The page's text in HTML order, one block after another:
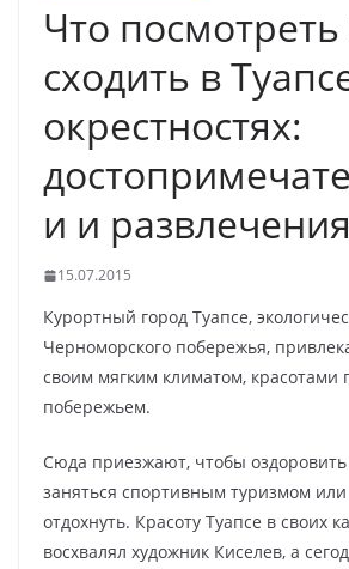
Что посмотреть
сходить в
окрестностях:
и и развлечения
15.07.2015
Курортный город Туапсе,
Черноморского побережья,
своим мягким климатом, красотами
побережьем.
Сюда приезжают, чтобы
заняться спортивным туризмом
отдохнуть. Красоту Туапсе в своих
восхвалял художник Киселев, а